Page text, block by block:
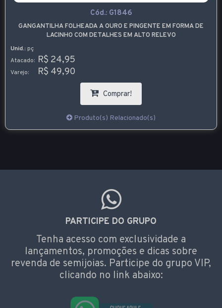
Cód.: G1846
GANGANTILHA FOLHEADA A OURO E PINGENTE EM FORMA DE
LACINHO COM DETALHES EM ALTO RELEVO
Unid.: pç
Atacado: R$ 24,95
Varejo: R$ 49,90
Comprar!
Produto(s) Relacionado(s)
PARTICIPE DO GRUPO
Tenha acesso com exclusividade a
lançamentos, promoções e dicas sobre
revenda de semijoias. Participe do grupo VIP,
clicando no link abaixo: